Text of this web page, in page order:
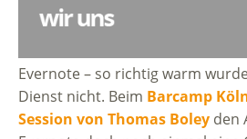
Evernote – so richtig warm
Dienst nicht. Beim Barcamp
Session von Thomas Boley den